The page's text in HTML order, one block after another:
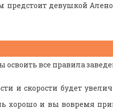
предстоит девушкой
все правила
и скорости будет
хорошо и вы вовремя